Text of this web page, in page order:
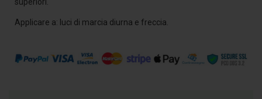
Applicare a: luci di marcia diurna e freccia.